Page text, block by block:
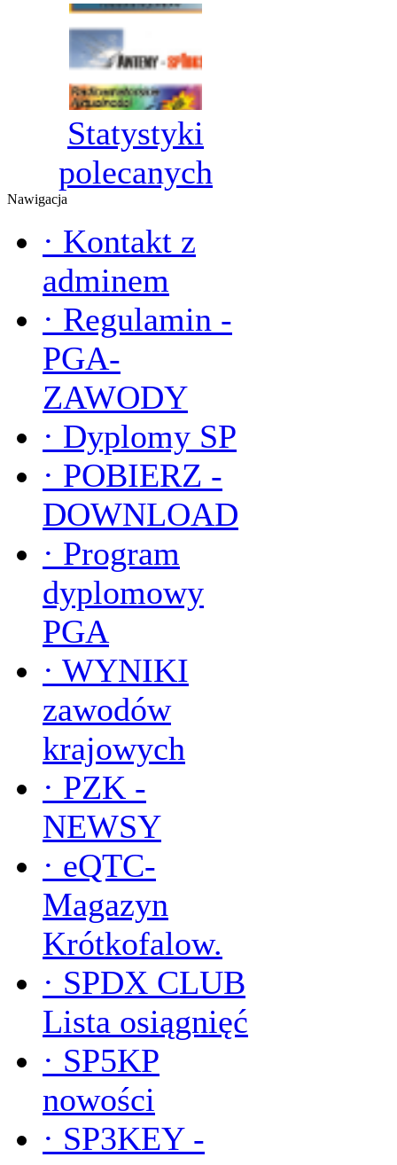
Statystyki
polecanych
Nawigacja
· Kontakt z
adminem
· Regulamin -
PGA-
ZAWODY
· Dyplomy SP
· POBIERZ -
DOWNLOAD
· Program
dyplomowy
PGA
· WYNIKI
zawodów
krajowych
· PZK -
NEWSY
· eQTC-
Magazyn
Krótkofalow.
· SPDX CLUB
Lista osiągnięć
· SP5KP
nowości
· SP3KEY -